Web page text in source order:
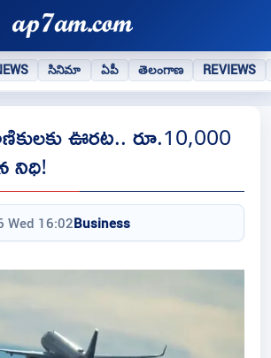
సినిమా ఏపీ తెలంగాణ REVIEWS
ఊరట.. రూ.10,000
నిధి!
Wed 16:02Business